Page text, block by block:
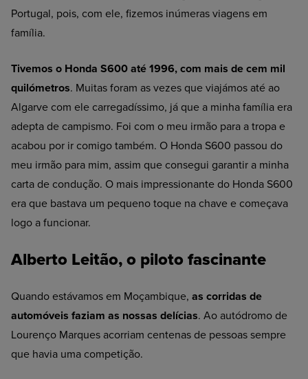
Portugal, pois, com ele, fizemos inúmeras viagens em
família.
Tivemos o Honda S600 até 1996, com mais de cem mil
quilómetros. Muitas foram as vezes que viajámos até ao
Algarve com ele carregadíssimo, já que a minha família era
adepta de campismo. Foi com o meu irmão para a tropa e
acabou por ir comigo também. O Honda S600 passou do
meu irmão para mim, assim que consegui garantir a minha
carta de condução. O mais impressionante do Honda S600
era que bastava um pequeno toque na chave e começava
logo a funcionar.
Alberto Leitão, o piloto fascinante
Quando estávamos em Moçambique, as corridas de
automóveis faziam as nossas delícias. Ao autódromo de
Lourenço Marques acorriam centenas de pessoas sempre
que havia uma competição.